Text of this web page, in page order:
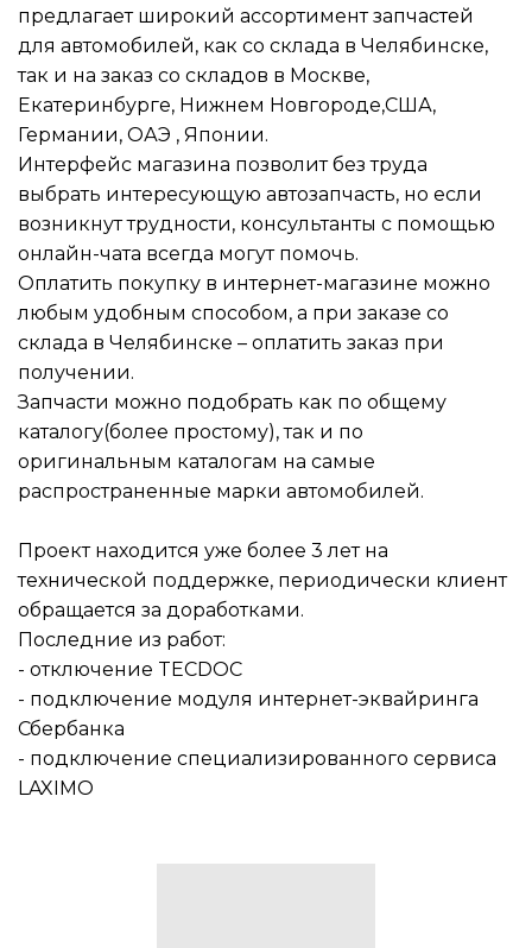
предлагает широкий ассортимент запчастей
для автомобилей, как со склада в Челябинске,
так и на заказ со складов в Москве,
Екатеринбурге, Нижнем Новгороде,США,
Германии, ОАЭ , Японии.
Интерфейс магазина позволит без труда
выбрать интересующую автозапчасть, но если
возникнут трудности, консультанты с помощью
онлайн-чата всегда могут помочь.
Оплатить покупку в интернет-магазине можно
любым удобным способом, а при заказе со
склада в Челябинске – оплатить заказ при
получении.
Запчасти можно подобрать как по общему
каталогу(более простому), так и по
оригинальным каталогам на самые
распространенные марки автомобилей.
Проект находится уже более 3 лет на
технической поддержке, периодически клиент
обращается за доработками.
Последние из работ:
- отключение TECDOC
- подключение модуля интернет-эквайринга
Сбербанка
- подключение специализированного сервиса
LAXIMO